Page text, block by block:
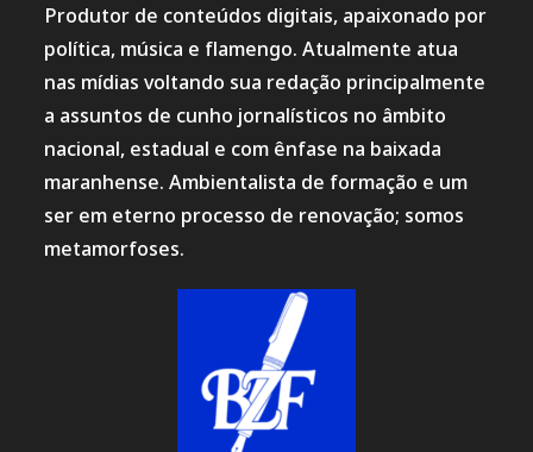
Produtor de conteúdos digitais, apaixonado por
política, música e flamengo. Atualmente atua
nas mídias voltando sua redação principalmente
a assuntos de cunho jornalísticos no âmbito
nacional, estadual e com ênfase na baixada
maranhense. Ambientalista de formação e um
ser em eterno processo de renovação; somos
metamorfoses.